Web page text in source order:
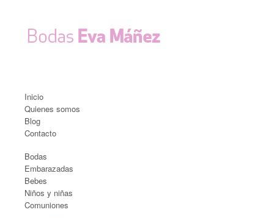
Inicio
Quienes somos
Blog
Contacto
Bodas
Embarazadas
Bebes
Niños y niñas
Comuniones